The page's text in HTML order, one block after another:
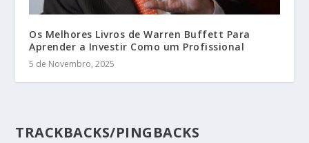
Os Melhores Livros de Warren Buffett Para
Aprender a Investir Como um Profissional
5 de Novembro, 2025
TRACKBACKS/PINGBACKS